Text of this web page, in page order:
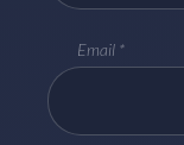
Email